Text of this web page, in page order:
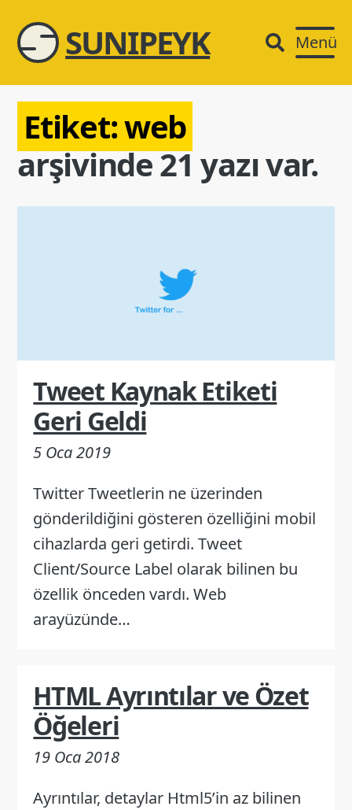
SUNIPEYK Menü
Etiket:web
arşivinde 21 yazı var.
Tweet Kaynak Etiketi
Geri Geldi
5 Oca 2019
Twitter Tweetlerin ne üzerinden
gönderildiğini gösteren özelliğini mobil
cihazlarda geri getirdi. Tweet
Client/Source Label olarak bilinen bu
özellik önceden vardı. Web
arayüzünde…
HTML Ayrıntılar ve Özet
Öğeleri
19 Oca 2018
Ayrıntılar, detaylar Html5’in az bilinen